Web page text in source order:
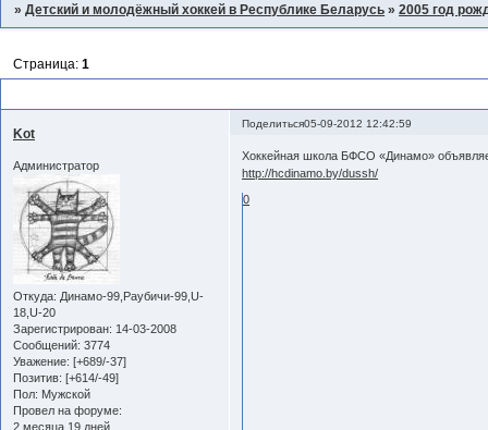
»Детский и молодёжный хоккей в Республике Беларусь »2005 год
Страница:1
Поделиться05-09-2012 12:42:59
Kot
Администратор
Откуда: Динамо-99,Раубичи-99,U-
18,U-20
Зарегистрирован: 14-03-2008
Сообщений: 3774
Уважение: [+689/-37]
Позитив: [+614/-49]
Пол: Мужской
Провел на форуме:
2 месяца 19 дней
Хоккейная школа БФСО «Динамо»
http://hcdinamo.by/dussh/
0